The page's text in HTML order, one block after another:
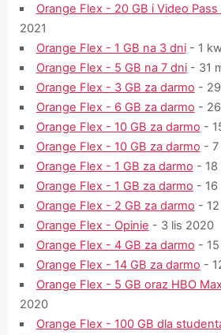
Orange Flex - 20 GB i Video Pass
2021
Orange Flex - 1 GB na 3 dni- 1
Orange Flex - 5 GB na 7 dni- 31
Orange Flex - 3 GB za darmo -
Orange Flex - 6 GB za darmo -
Orange Flex - 10 GB za darmo -
Orange Flex - 10 GB za darmo - 7
Orange Flex - 1 GB za darmo - 18
Orange Flex - 1 GB za darmo - 16
Orange Flex - 2 GB za darmo -
Orange Flex - Opinie - 3 lis 2020
Orange Flex - 4 GB za darmo -
Orange Flex - 14 GB za darmo -
Orange Flex - 5 GB oraz HBO
2020
Orange Flex - 100 GB dla